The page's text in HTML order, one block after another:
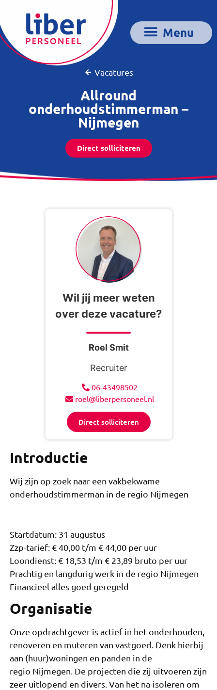
Vacatures
Allround
onderhoudstimmerman –
Nijmegen
Direct solliciteren
Introductie
Wij zijn op zoek naar een vakbekwame
onderhoudstimmerman in de regio Nijmegen
Startdatum: 31 augustus
Zzp-tarief: € 40,00 t/m € 44,00 per uur
Loondienst: € 18,53 t/m € 23,89 bruto per uur
Prachtig en langdurig werk in de regio Nijmegen
Financieel alles goed geregeld
Organisatie
Onze opdrachtgever is actief in het onderhouden,
renoveren en muteren van vastgoed. Denk hierbij
aan (huur)woningen en panden in de
regio Nijmegen. De projecten die zij uitvoeren zijn
zeer uitlopend en divers. Van het na-isoleren om
Wil jij meer weten
over deze vacature?
Roel Smit
Recruiter
06-43498502
roel@liberpersoneel.nl
Direct solliciteren